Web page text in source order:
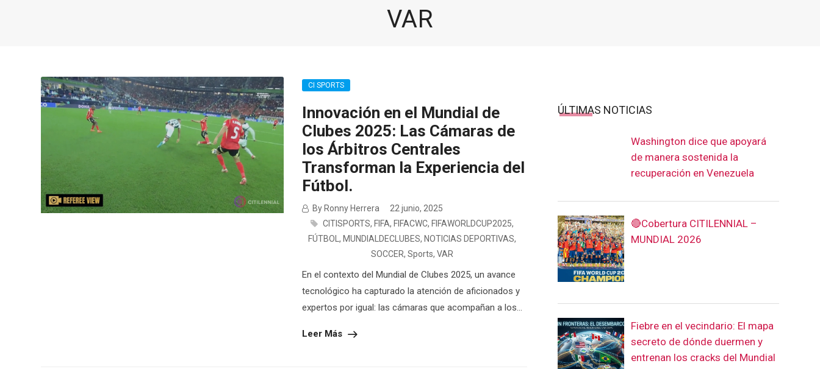
VAR
CI SPORTS
Innovación en el Mundial de
Clubes 2025: Las Cámaras de
los Árbitros Centrales
Transforman la Experiencia del
Fútbol.
By Ronny Herrera
22 junio, 2025
CITISPORTS, FIFA, FIFACWC, FIFAWORLDCUP2025,
FÚTBOL , MUNDIALDECLUBES, NOTICIAS DEPORTIVAS,
SOCCER, Sports, VAR
En el contexto del Mundial de Clubes 2025, un avance
tecnológico ha capturado la atención de aficionados y
expertos por igual: las cámaras que acompañan a los...
Leer Más
ÚLTIMAS NOTICIAS
Washington dice que apoyará
de manera sostenida la
recuperación en Venezuela
🔴Cobertura CITILENNIAL –
MUNDIAL 2026
Fiebre en el vecindario: El mapa
secreto de dónde duermen y
entrenan los cracks del Mundial